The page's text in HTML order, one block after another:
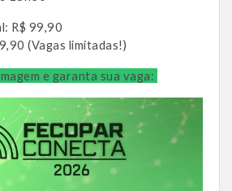
R$ 99,90
(Vagas limitadas!)
e garanta sua vaga: